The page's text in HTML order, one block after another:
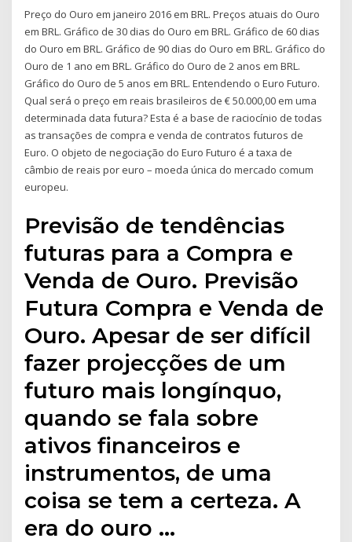
Preço do Ouro em janeiro 2016 em BRL. Preços atuais do Ouro
em BRL. Gráfico de 30 dias do Ouro em BRL. Gráfico de 60 dias
do Ouro em BRL. Gráfico de 90 dias do Ouro em BRL. Gráfico do
Ouro de 1 ano em BRL. Gráfico do Ouro de 2 anos em BRL.
Gráfico do Ouro de 5 anos em BRL. Entendendo o Euro Futuro.
Qual será o preço em reais brasileiros de € 50.000,00 em uma
determinada data futura? Esta é a base de raciocínio de todas
as transações de compra e venda de contratos futuros de
Euro. O objeto de negociação do Euro Futuro é a taxa de
câmbio de reais por euro – moeda única do mercado comum
europeu.
Previsão de tendências
futuras para a Compra e
Venda de Ouro. Previsão
Futura Compra e Venda de
Ouro. Apesar de ser difícil
fazer projecções de um
futuro mais longínquo,
quando se fala sobre
ativos financeiros e
instrumentos, de uma
coisa se tem a certeza. A
era do ouro …